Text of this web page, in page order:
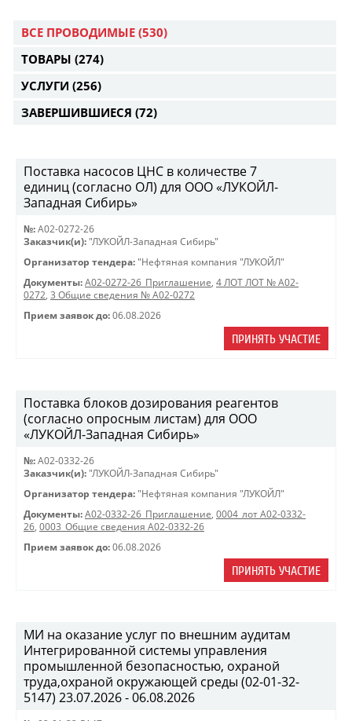
ВСЕ ПРОВОДИМЫЕ (530)
ТОВАРЫ (274)
УСЛУГИ (256)
ЗАВЕРШИВШИЕСЯ (72)
Поставка насосов ЦНС в количестве 7
единиц (согласно ОЛ) для ООО «ЛУКОЙЛ-
Западная Сибирь»
№: A02-0272-26
Заказчик(и): "ЛУКОЙЛ-Западная Сибирь"
Организатор тендера: "Нефтяная компания "ЛУКОЙЛ"
Документы: A02-0272-26_Приглашение, 4 ЛОТ ЛОТ № A02-
0272, 3 Общие сведения № A02-0272
Прием заявок до: 06.08.2026
ПРИНЯТЬ УЧАСТИЕ
Поставка блоков дозирования реагентов
(согласно опросным листам) для ООО
«ЛУКОЙЛ-Западная Сибирь»
№: A02-0332-26
Заказчик(и): "ЛУКОЙЛ-Западная Сибирь"
Организатор тендера: "Нефтяная компания "ЛУКОЙЛ"
Документы: A02-0332-26_Приглашение, 0004_лот А02-0332-
26, 0003_Общие сведения А02-0332-26
Прием заявок до: 06.08.2026
ПРИНЯТЬ УЧАСТИЕ
МИ на оказание услуг по внешним аудитам
Интегрированной системы управления
промышленной безопасностью, охраной
труда,охраной окружающей среды (02-01-32-
5147) 23.07.2026 - 06.08.2026